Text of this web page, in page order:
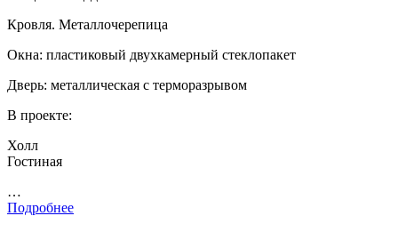
Кровля. Металлочерепица
Окна: пластиковый двухкамерный стеклопакет
Дверь: металлическая с терморазрывом
В проекте:
Холл
Гостиная
…
Подробнее